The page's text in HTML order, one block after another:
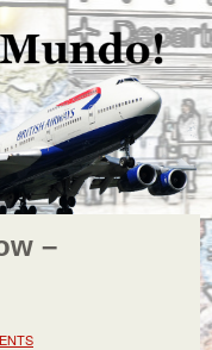
–